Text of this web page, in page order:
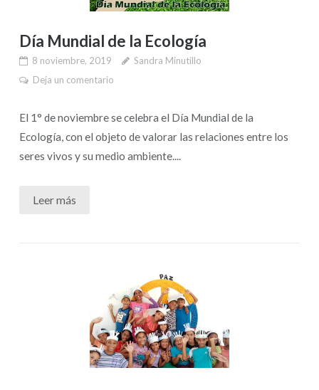
Día Mundial de la Ecología
8 noviembre, 2019
Sandra Minutillo
Deja un comentario
El 1° de noviembre se celebra el Día Mundial de la
Ecología, con el objeto de valorar las relaciones entre los
seres vivos y su medio ambiente....
Leer más